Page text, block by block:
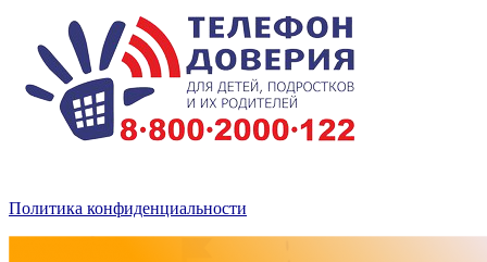
Политика конфиденциальности